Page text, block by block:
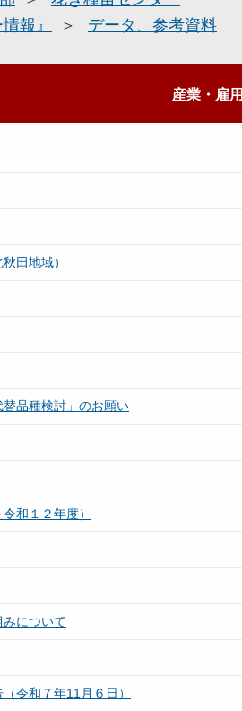
報』
データ、参考資料
産業・雇用
田地域）
品種検討」のお願い
和１２年度）
について
令和７年11月６日）